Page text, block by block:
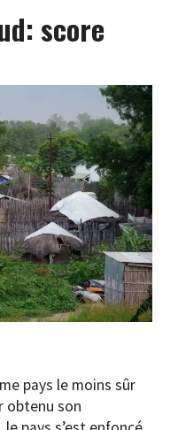
score
pays le moins sûr
obtenu son